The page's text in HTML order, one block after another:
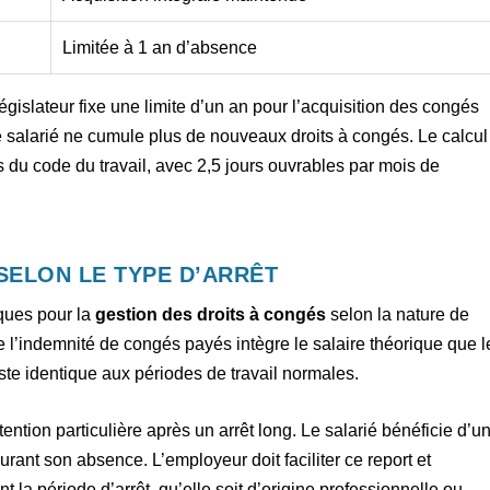
Limitée à 1 an d’absence
fixe une limite d’un an pour l’acquisition des congés
ne cumule plus de nouveaux droits à congés. Le calcul
code du travail, avec 2,5 jours ouvrables par mois de
LE TYPE D’ARRÊT
pour lagestion des droits à congés selon la nature de
l’indemnité de congés payés intègre le salaire théorique que
identique aux périodes de travail normales.
particulière après un arrêt long. Le salarié bénéficie
son absence. L’employeur doit faciliter ce report et